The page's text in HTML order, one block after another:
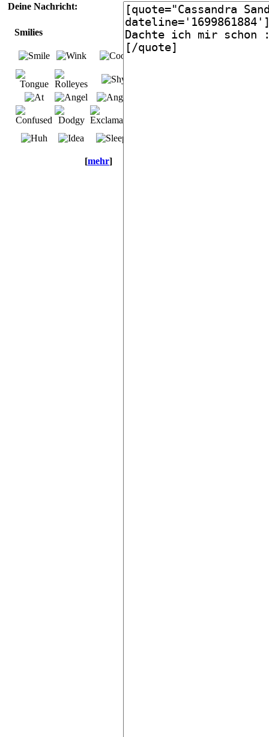
Deine Nachricht:
Smilies
[mehr]